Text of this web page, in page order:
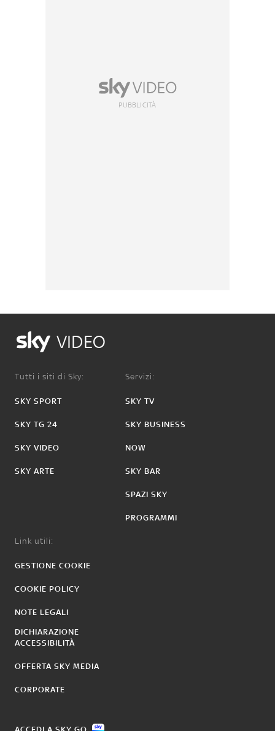
PUBBLICITÀ
VIDEO
Tutti i siti di Sky:
SKY SPORT
SKY TG 24
SKY VIDEO
SKY ARTE
Servizi:
SKY TV
SKY BUSINESS
NOW
SKY BAR
SPAZI SKY
PROGRAMMI
Link utili:
GESTIONE COOKIE
COOKIE POLICY
NOTE LEGALI
DICHIARAZIONE
ACCESSIBILITÀ
OFFERTA SKY MEDIA
CORPORATE